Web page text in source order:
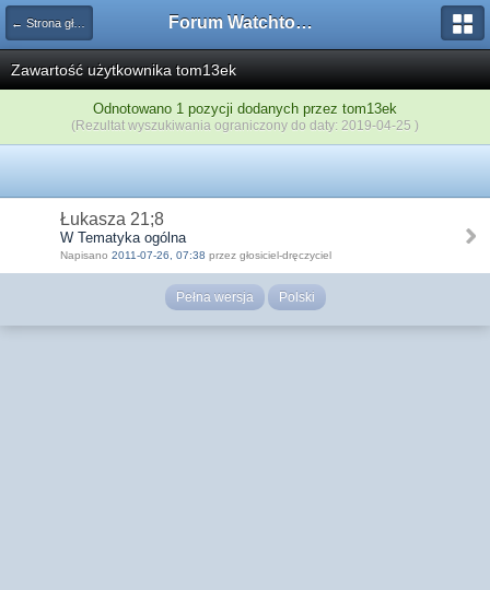
← Strona główna Forum Watchtower
Zawartość użytkownika tom13ek
Odnotowano 1 pozycji dodanych przez tom13ek
(Rezultat wyszukiwania ograniczony do daty: 2019-04-25 )
Łukasza 21;8
W Tematyka ogólna
Napisano 2011-07-26, 07:38 przez głosiciel-dręczyciel
Pełna wersja Polski